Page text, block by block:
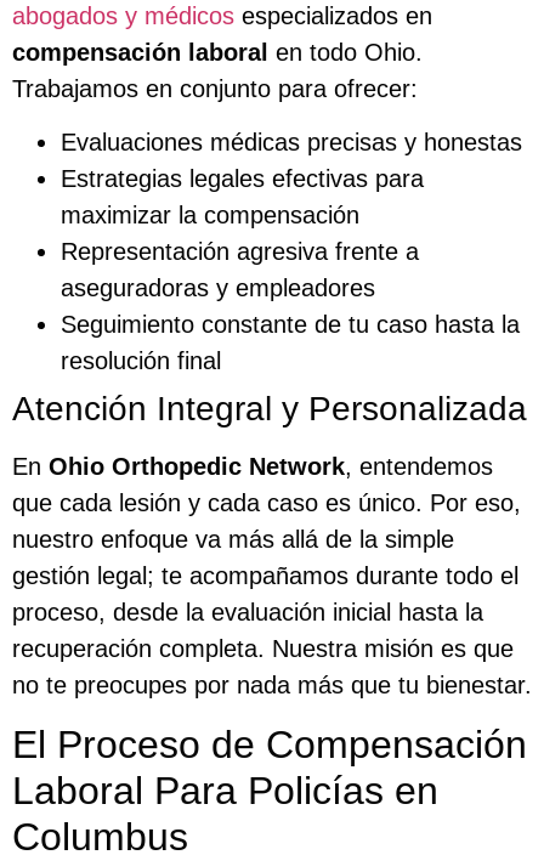
abogados y médicos especializados en
compensación laboral en todo Ohio.
Trabajamos en conjunto para ofrecer:
Evaluaciones médicas precisas y honestas
Estrategias legales efectivas para
maximizar la compensación
Representación agresiva frente a
aseguradoras y empleadores
Seguimiento constante de tu caso hasta la
resolución final
Atención Integral y Personalizada
En Ohio Orthopedic Network, entendemos
que cada lesión y cada caso es único. Por eso,
nuestro enfoque va más allá de la simple
gestión legal; te acompañamos durante todo el
proceso, desde la evaluación inicial hasta la
recuperación completa. Nuestra misión es que
no te preocupes por nada más que tu bienestar.
El Proceso de Compensación
Laboral Para Policías en
Columbus